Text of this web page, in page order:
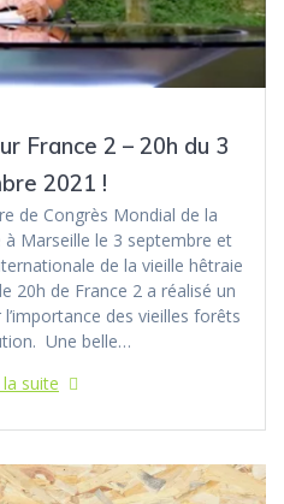
France 2 – 20h du 3
2021 !
de Congrès Mondial de la
Marseille le 3 septembre et
de la vieille hêtraie
20h de France 2 a réalisé un
des vieilles forêts
Une belle…
suite